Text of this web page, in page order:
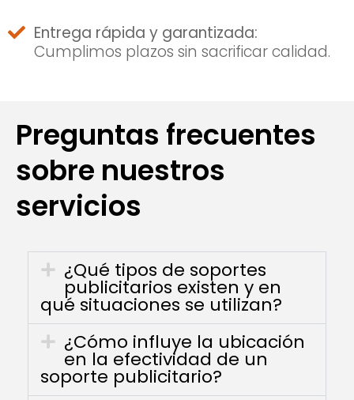
Entrega rápida y garantizada:
Cumplimos plazos sin sacrificar calidad.
Preguntas frecuentes
sobre nuestros
servicios
¿Qué tipos de soportes
publicitarios existen y en
qué situaciones se utilizan?
¿Cómo influye la ubicación
en la efectividad de un
soporte publicitario?